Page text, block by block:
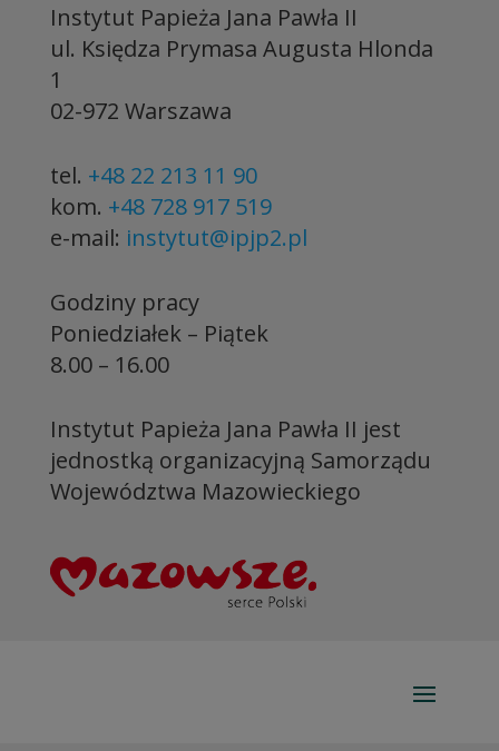
Instytut Papieża Jana Pawła II
ul. Księdza Prymasa Augusta Hlonda
1
02-972 Warszawa
tel. +48 22 213 11 90
kom. +48 728 917 519
e-mail: instytut@ipjp2.pl
Godziny pracy
Poniedziałek – Piątek
8.00 – 16.00
Instytut Papieża Jana Pawła II jest
jednostką organizacyjną Samorządu
Województwa Mazowieckiego